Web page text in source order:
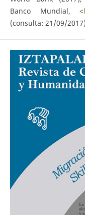
Banco Mundial, <
(consulta: 21/09/